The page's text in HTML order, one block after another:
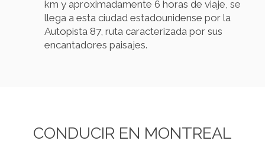
km y aproximadamente 6 horas de viaje, se
llega a esta ciudad estadounidense por la
Autopista 87, ruta caracterizada por sus
encantadores paisajes.
CONDUCIR EN MONTREAL